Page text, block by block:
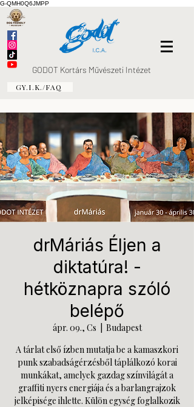
G-QMH0Q6JMPP
GODOT Kortárs Művészeti Intézet
GY.I.K./FAQ
drMáriás Éljen a
diktatúra! -
hétköznapra szóló
belépő
ápr. 09., Cs
Budapest
A tárlat első ízben mutatja be a kamaszkori
punk szabadságérzésből táplálkozó korai
munkákat, amelyek gazdag színvilágát a
graffiti nyers energiája és a barlangrajzok
jelképisége ihlette. Külön egység foglalkozik